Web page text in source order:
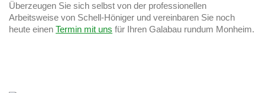
Überzeugen Sie sich selbst von der professionellen
Arbeitsweise von Schell-Höniger und vereinbaren Sie noch
heute einen Termin mit uns für Ihren Galabau rundum Monheim.